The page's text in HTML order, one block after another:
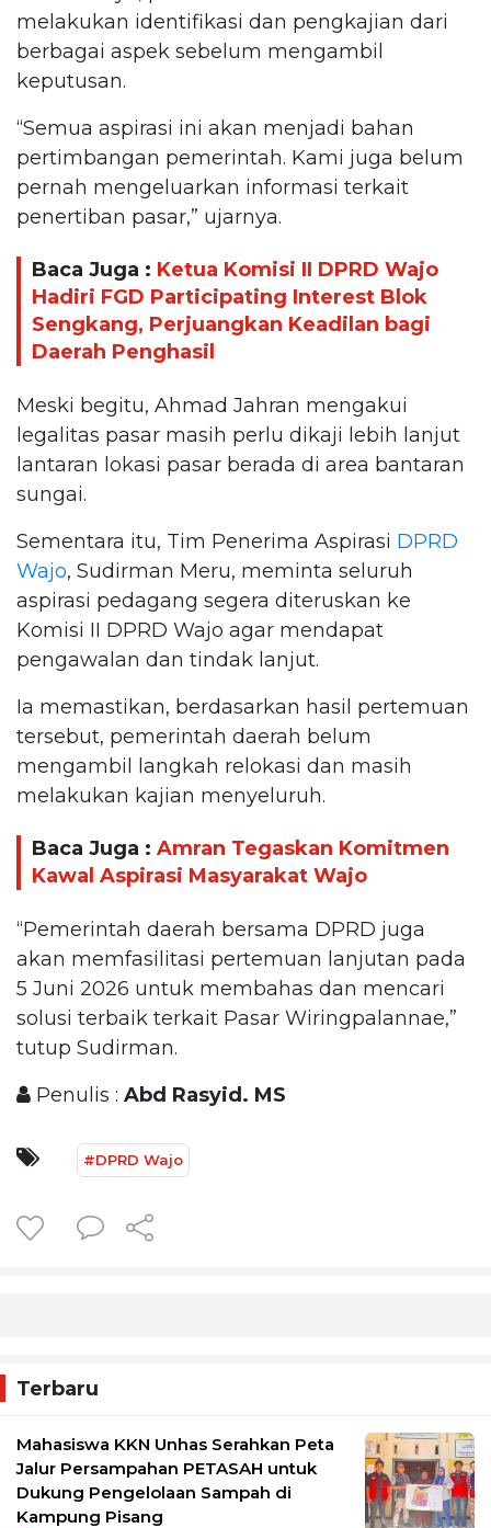
melakukan identifikasi dan pengkajian dari
berbagai aspek sebelum mengambil
keputusan.
“Semua aspirasi ini akan menjadi bahan
pertimbangan pemerintah. Kami juga belum
pernah mengeluarkan informasi terkait
penertiban pasar,” ujarnya.
Baca Juga : Ketua Komisi II DPRD Wajo
Hadiri FGD Participating Interest Blok
Sengkang, Perjuangkan Keadilan bagi
Daerah Penghasil
Meski begitu, Ahmad Jahran mengakui
legalitas pasar masih perlu dikaji lebih lanjut
lantaran lokasi pasar berada di area bantaran
sungai.
Sementara itu, Tim Penerima Aspirasi DPRD
Wajo, Sudirman Meru, meminta seluruh
aspirasi pedagang segera diteruskan ke
Komisi II DPRD Wajo agar mendapat
pengawalan dan tindak lanjut.
Ia memastikan, berdasarkan hasil pertemuan
tersebut, pemerintah daerah belum
mengambil langkah relokasi dan masih
melakukan kajian menyeluruh.
Baca Juga : Amran Tegaskan Komitmen
Kawal Aspirasi Masyarakat Wajo
“Pemerintah daerah bersama DPRD juga
akan memfasilitasi pertemuan lanjutan pada
5 Juni 2026 untuk membahas dan mencari
solusi terbaik terkait Pasar Wiringpalannae,”
tutup Sudirman.
Penulis : Abd Rasyid. MS
#DPRD Wajo
Terbaru
Mahasiswa KKN Unhas Serahkan Peta
Jalur Persampahan PETASAH untuk
Dukung Pengelolaan Sampah di
Kampung Pisang